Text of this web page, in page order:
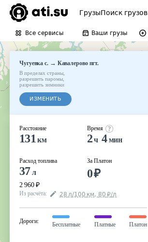
ГрузыПоиск грузов
Все сервисы Ваши грузы
Чугуевка с.→ Кавалерово пгт.
В пределах страны
разрешить паромы
разрешить зимники
ИЗМЕНИТЬ
Расстояние
131 км
Расход топлива
37л
2 960 ₽
Время
2 ч 4мин
За Платон
0₽
Из расчёта: 28 л/100 км, 80 ₽/л
Дороги:
Бесплатные Платные Платон